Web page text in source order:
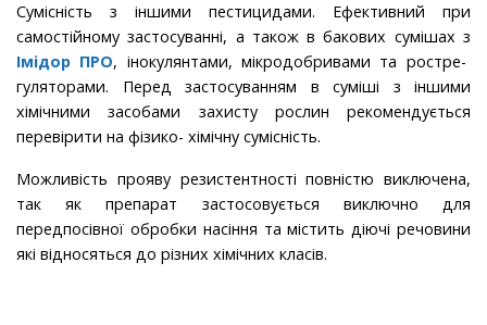
Сумісність з іншими пестицидами. Ефективний при
самостійному застосуванні, а також в бакових сумішах з
Імідор ПРО, інокулянтами, мікродобривами та ростре-
гуляторами. Перед застосуванням в суміші з іншими
хімічними засобами захисту рослин рекомендується
перевірити на фізико- хімічну сумісність.
Можливість прояву резистентності повністю виключена,
так як препарат застосовується виключно для
передпосівної обробки насіння та містить діючі речовини
які відносяться до різних хімічних класів.